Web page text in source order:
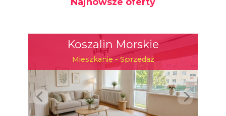
Koszalin Morskie
Mieszkanie - Sprzedaż